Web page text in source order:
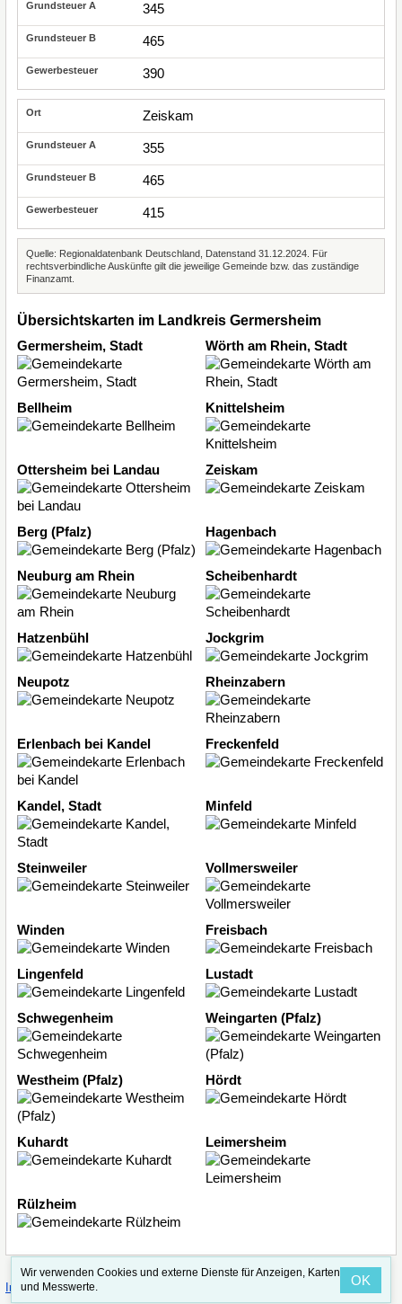
345
465
390
Zeiskam
355
465
415
Quelle: Regionaldatenbank Deutschland, Datenstand 31.12.2024. Für
rechtsverbindliche Auskünfte gilt die jeweilige Gemeinde bzw. das zuständige
Finanzamt.
Übersichtskarten im Landkreis Germersheim
Germersheim, Stadt
Wörth am Rhein, Stadt
Bellheim Knittelsheim
Ottersheim bei Landau Zeiskam
Berg (Pfalz) Hagenbach
Neuburg am Rhein Scheibenhardt
Hatzenbühl Jockgrim
Neupotz Rheinzabern
Erlenbach bei Kandel Freckenfeld
Kandel, Stadt Minfeld
Steinweiler Vollmersweiler
Winden Freisbach
Lingenfeld Lustadt
Schwegenheim Weingarten (Pfalz)
Westheim (Pfalz) Hördt
Kuhardt Leimersheim
Rülzheim
Impressum·Straßenindex
Wir verwenden Cookies und externe Dienste für Anzeigen, Karten
und Messwerte.
OK